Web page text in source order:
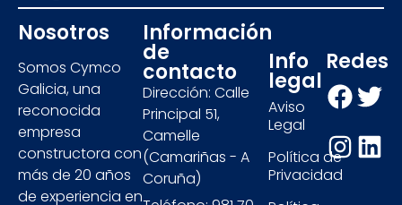
Nosotros
Somos Cymco
Galicia, una
reconocida
empresa
constructora con
más de 20 años
de experiencia en
Información
de
contacto
Dirección: Calle
Principal 51,
Camelle
(Camariñas - A
Coruña)
Info
legal
Aviso
Legal
Política de
Privacidad
Redes